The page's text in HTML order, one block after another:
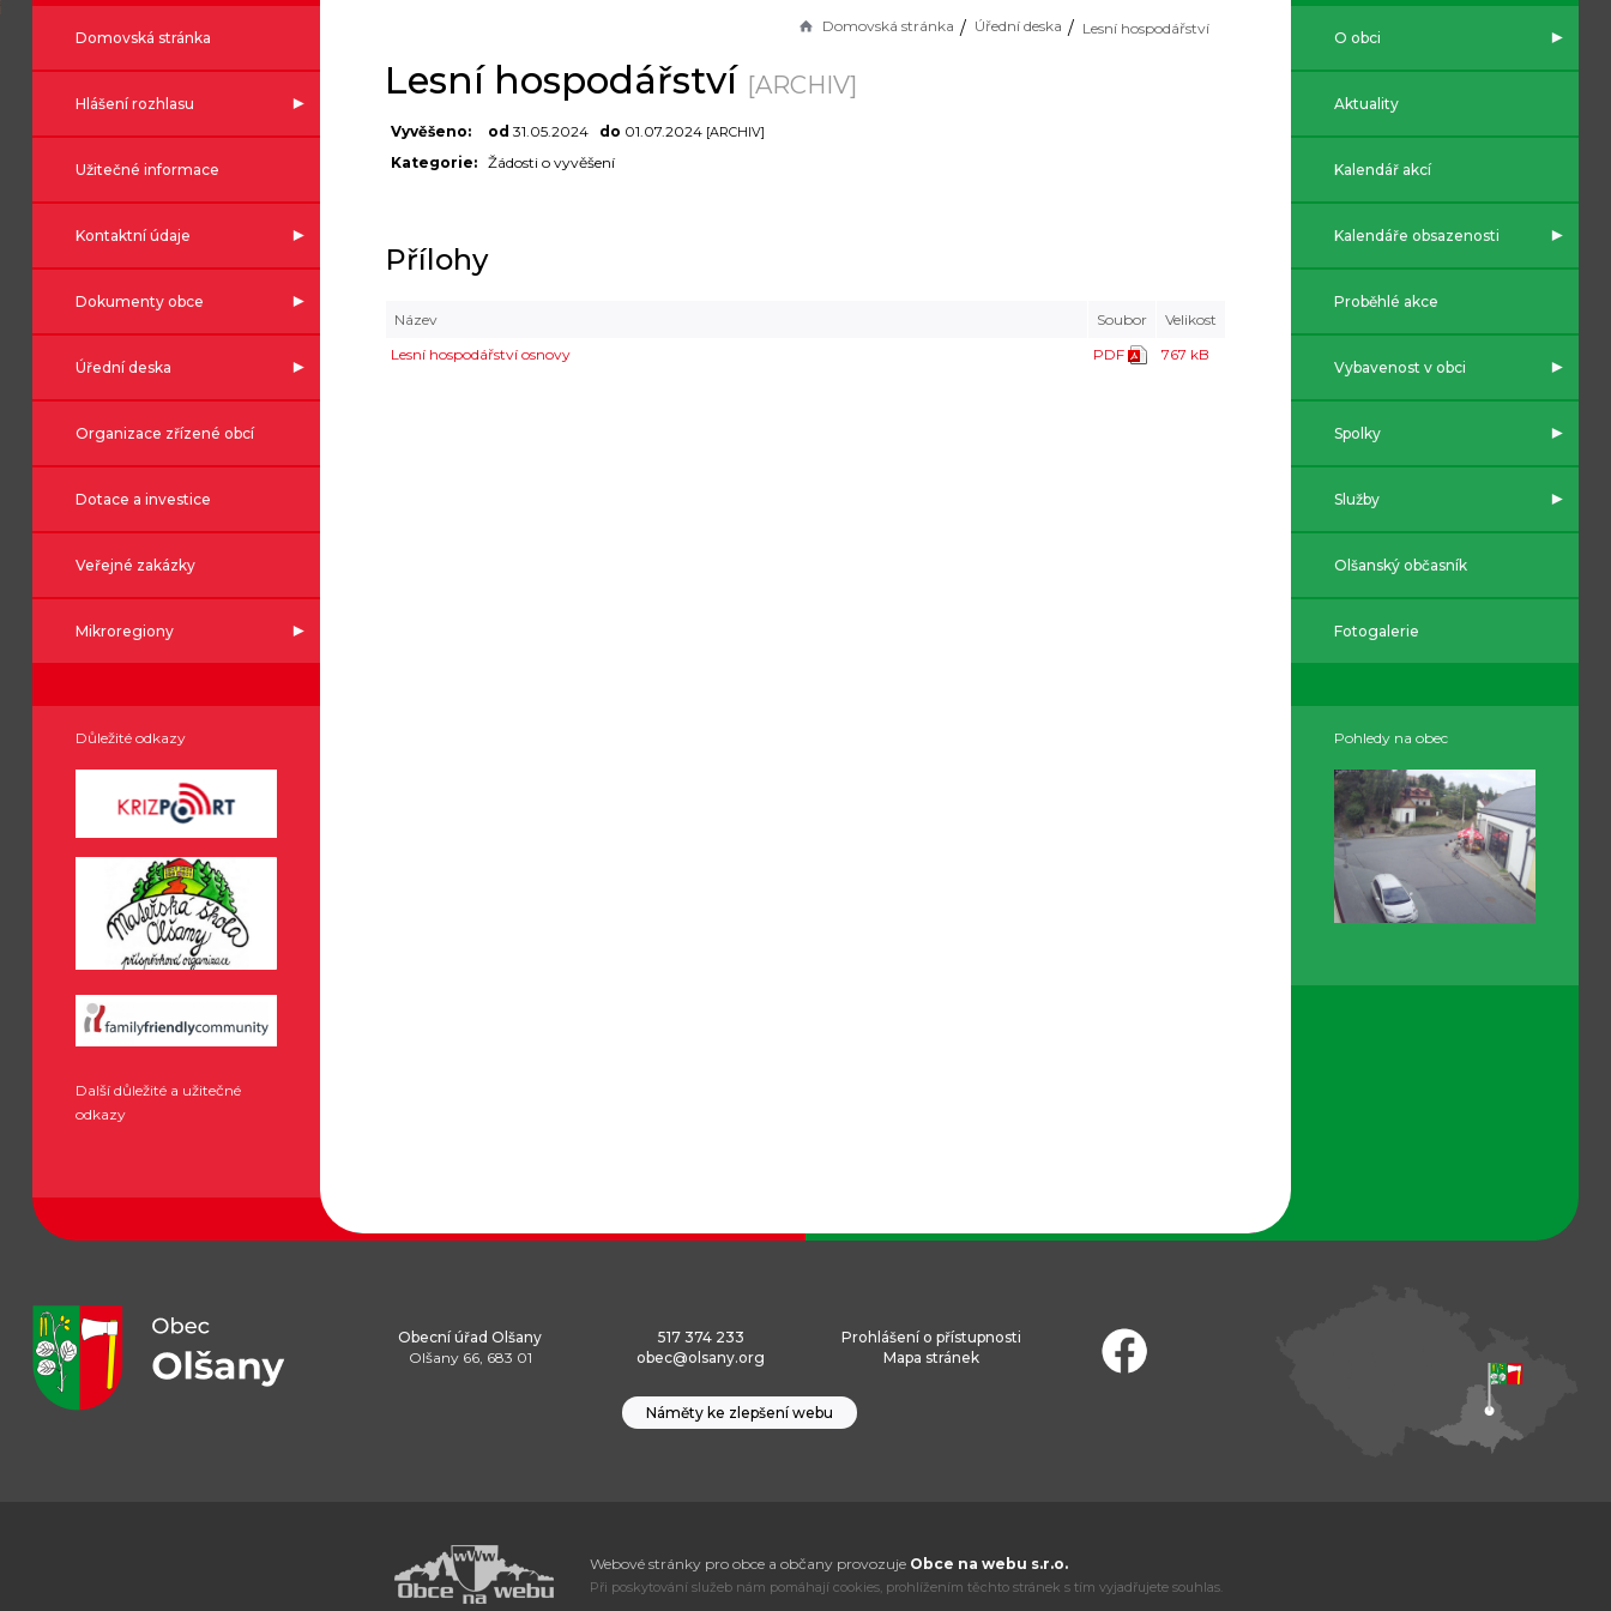
Domovská stránka
Hlášení rozhlasu
Užitečné informace
Kontaktní údaje
Dokumenty obce
Úřední deska
Organizace zřízené obcí
Dotace a investice
Veřejné zakázky
Mikroregiony
Důležité odkazy
Další důležité a užitečné
odkazy
Domovská stránka Úřední deska Lesní hospodářství
Lesní hospodářství [ARCHIV]
Vyvěšeno: od 31.05.2024 do 01.07.2024 [ARCHIV]
Kategorie: Žádosti o vyvěšení
Přílohy
Název Soubor
Velikost
Lesní hospodářství osnovy
PDF 767 kB
O obci
Aktuality
Kalendář akcí
Kalendáře obsazenosti
Proběhlé akce
Vybavenost v obci
Spolky
Služby
Olšanský občasník
Fotogalerie
Pohledy na obec
Obecní úřad Olšany
Olšany 66, 683 01
517 374 233
obec@olsany.org
Prohlášení o přístupnosti
Mapa stránek
Náměty ke zlepšení webu
Webové stránky pro obce a občany provozuje Obce na webu s.r.o.
Při poskytování služeb nám pomáhají cookies, prohlížením těchto stránek s tím vyjadřujete souhlas.